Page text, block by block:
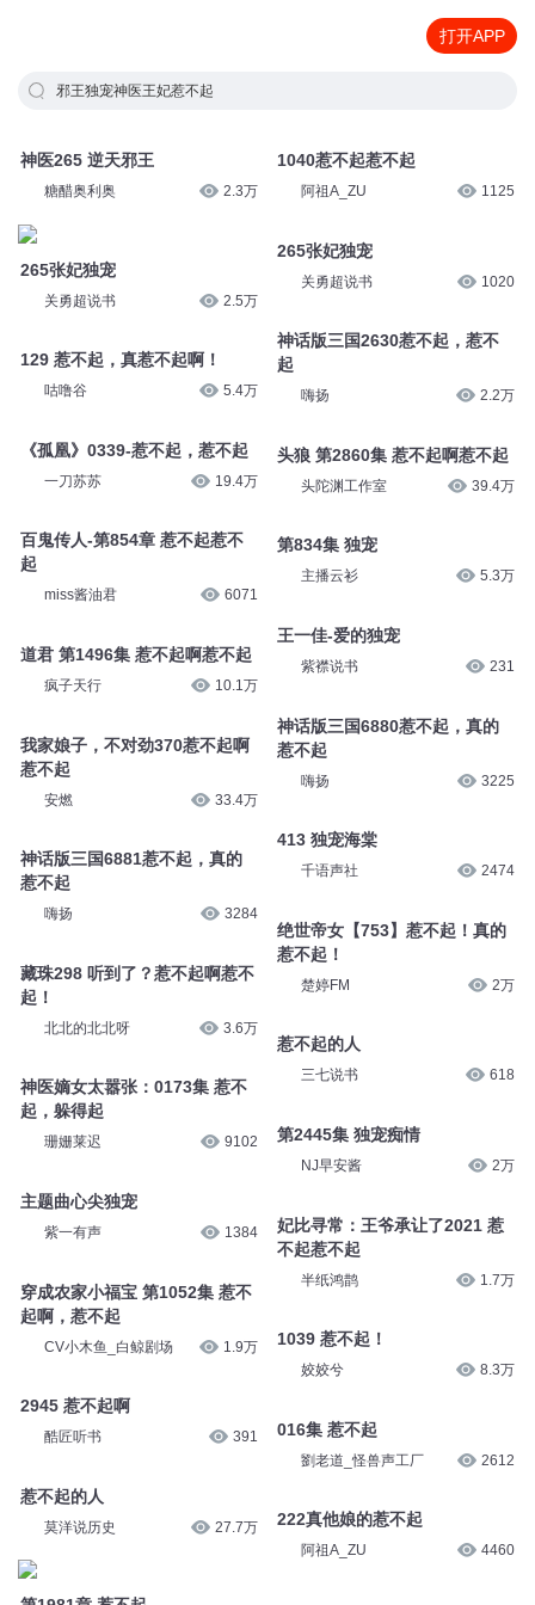
打开APP
邪王独宠神医王妃惹不起
神医265 逆天邪王
糖醋奥利奥 2.3万
265张妃独宠
关勇超说书 2.5万
129 惹不起，真惹不起啊！
咕噜谷 5.4万
《孤凰》0339-惹不起，惹不起
一刀苏苏 19.4万
百鬼传人-第854章 惹不起惹不
起
miss酱油君 6071
道君 第1496集 惹不起啊惹不起
疯子天行 10.1万
我家娘子，不对劲370惹不起啊
惹不起
安燃 33.4万
神话版三国6881惹不起，真的
惹不起
嗨扬 3284
藏珠298 听到了？惹不起啊惹不
起！
北北的北北呀 3.6万
神医嫡女太嚣张：0173集 惹不
起，躲得起
珊姗莱迟 9102
主题曲心尖独宠
紫一有声 1384
穿成农家小福宝 第1052集 惹不
起啊，惹不起
CV小木鱼_白鲸剧场 1.9万
2945 惹不起啊
酷匠听书 391
惹不起的人
莫洋说历史 27.7万
1040惹不起惹不起
阿祖A_ZU 1125
265张妃独宠
关勇超说书 1020
神话版三国2630惹不起，惹不
起
嗨扬 2.2万
头狼 第2860集 惹不起啊惹不起
头陀渊工作室 39.4万
第834集 独宠
主播云衫 5.3万
王一佳-爱的独宠
紫襟说书 231
神话版三国6880惹不起，真的
惹不起
嗨扬 3225
413 独宠海棠
千语声社 2474
绝世帝女【753】惹不起！真的
惹不起！
楚婷FM 2万
惹不起的人
三七说书 618
第2445集 独宠痴情
NJ早安酱 2万
妃比寻常：王爷承让了2021 惹
不起惹不起
半纸鸿鹊 1.7万
1039 惹不起！
姣姣兮 8.3万
016集 惹不起
劉老道_怪兽声工厂 2612
222真他娘的惹不起
阿祖A_ZU 4460